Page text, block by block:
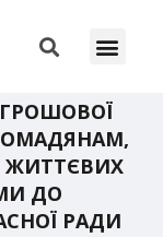
ЖИТТЄВИХ
ДО
РАДИ